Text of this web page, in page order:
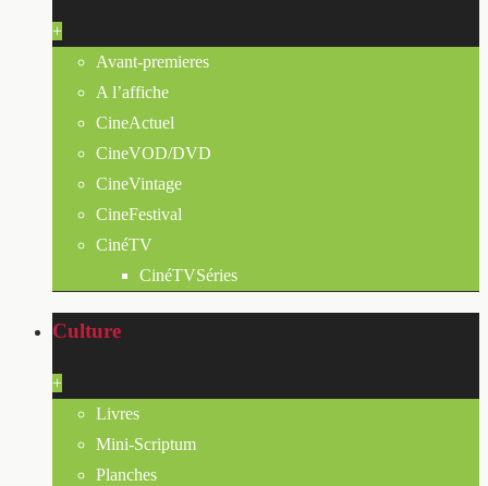
+
Avant-premieres
A l’affiche
CineActuel
CineVOD/DVD
CineVintage
CineFestival
CinéTV
CinéTVSéries
Culture
+
Livres
Mini-Scriptum
Planches